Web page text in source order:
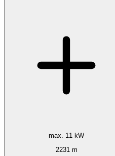
max. 11 kW
2231 m